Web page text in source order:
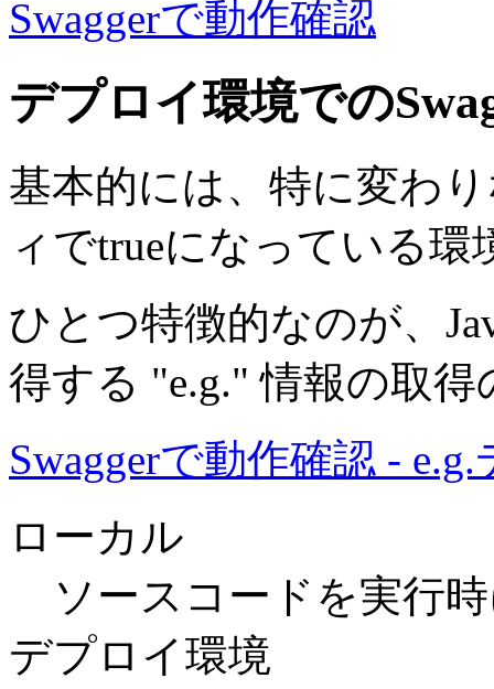
Swaggerで動作確認
デプロイ環境での
基本的には、特に変わ
ィでtrueになっている環
ひとつ特徴的なのが、
得する "e.g." 情報の取
Swaggerで動作確認 -
ローカル
ソースコードを実行
デプロイ環境